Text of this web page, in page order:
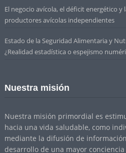
El negocio avícola, el déficit energético
productores avícolas independientes
Estado de la Seguridad Alimentaria y
¿Realidad estadística o espejismo
Nuestra misión
Nuestra misión primordial es
hacia una vida saludable, como
mediante la difusión de
desarrollo de una mayor